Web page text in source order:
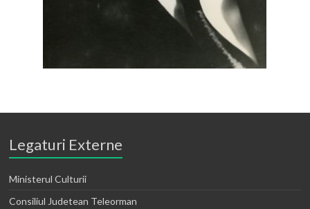
Legaturi Externe
Ministerul Culturii
Consiliul Judetean Teleorman